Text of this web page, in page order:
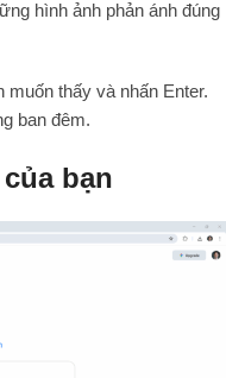
hình ảnh phản ánh đúng
muốn thấy và nhấn Enter.
ban đêm.
bạn